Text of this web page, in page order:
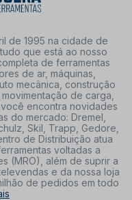
de 1995 na cidade de
que está ao nosso
de ferramentas
de ar, máquinas,
mecânica, construção
de carga,
encontra novidades
do mercado: Dremel,
Skil, Trapp, Gedore,
de Distribuição atua
voltadas a
(MRO), além de suprir a
e da nossa loja
de pedidos em todo